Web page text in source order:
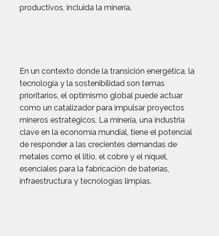
productivos, incluida la minería.
En un contexto donde la transición energética, la
tecnología y la sostenibilidad son temas
prioritarios, el optimismo global puede actuar
como un catalizador para impulsar proyectos
mineros estratégicos. La minería, una industria
clave en la economía mundial, tiene el potencial
de responder a las crecientes demandas de
metales como el litio, el cobre y el níquel,
esenciales para la fabricación de baterías,
infraestructura y tecnologías limpias.